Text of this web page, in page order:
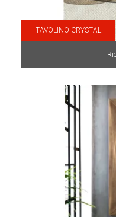
TAVOLINO CRYSTAL